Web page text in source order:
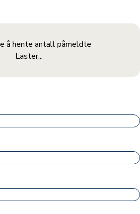
å hente antall påmeldte
Laster...